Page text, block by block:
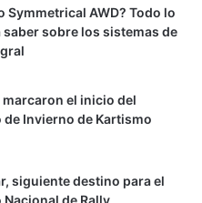
Symmetrical AWD? Todo lo
saber sobre los sistemas de
marcaron el inicio del
de Invierno de Kartismo
siguiente destino para el
de Rally